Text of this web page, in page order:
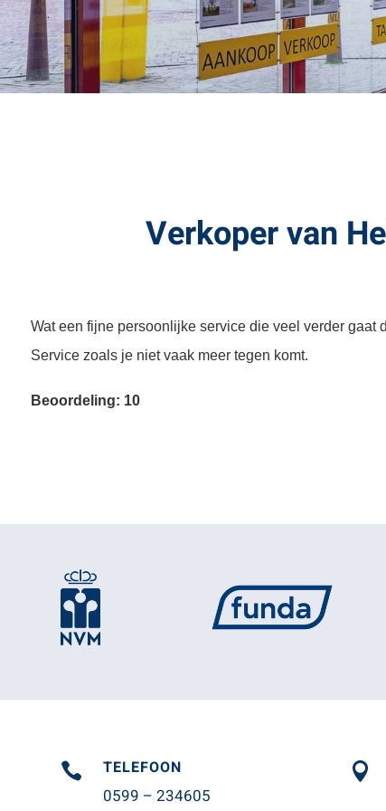
Verkoper van
Wat een fijne persoonlijke service die veel verder gaat
Service zoals je niet vaak meer tegen komt.
Beoordeling: 10
 TELEFOON
0599 – 234605
